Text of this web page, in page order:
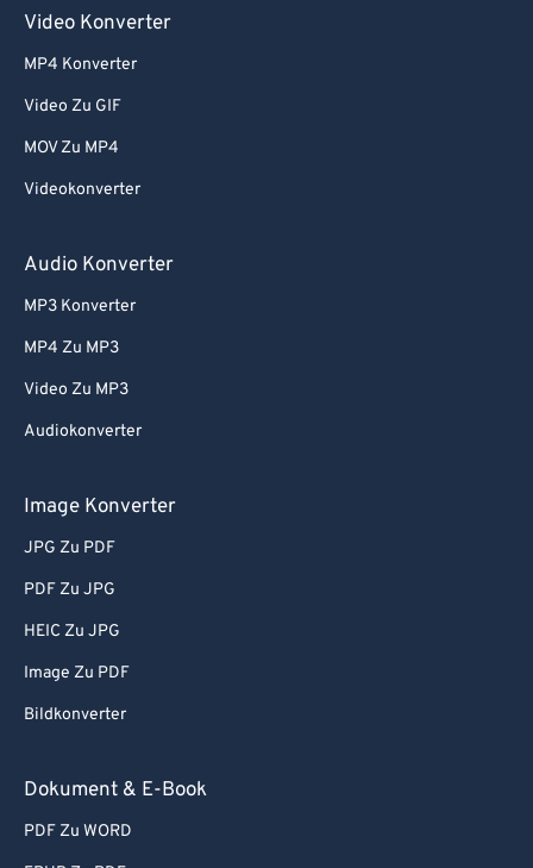
Video Konverter
MP4 Konverter
Video Zu GIF
MOV Zu MP4
Videokonverter
Audio Konverter
MP3 Konverter
MP4 Zu MP3
Video Zu MP3
Audiokonverter
Image Konverter
JPG Zu PDF
PDF Zu JPG
HEIC Zu JPG
Image Zu PDF
Bildkonverter
Dokument & E-Book
PDF Zu WORD